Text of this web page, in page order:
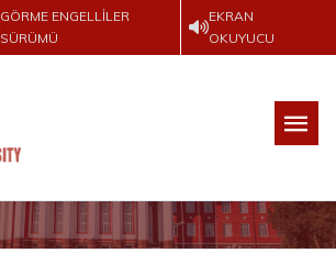
GÖRME ENGELLILER
SÜRÜMÜ
EKRAN
OKUYUCU